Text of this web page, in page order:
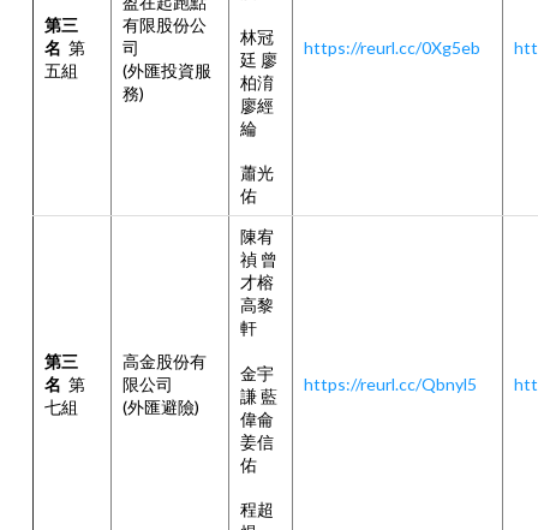
第三
名 第
五組
有限股份公
司
(外匯投資服
務)
林冠
廷 廖
柏淯
廖經
綸
蕭光
佑
https://reurl.cc/0Xg5eb
第三
名 第
七組
高金股份有
限公司
(外匯避險)
陳宥
禎 曾
才榕
高黎
軒
金宇
謙 藍
偉侖
姜信
佑
程超
https://reurl.cc/Qbnyl5